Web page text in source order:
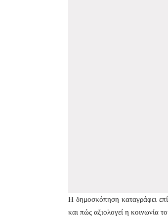
Η δημοσκόπηση καταγράφει
και πώς αξιολογεί η κοινωνία